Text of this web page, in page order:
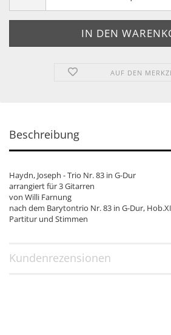
AUF DEN
Beschreibung
Haydn, Joseph - Trio Nr. 83 in G-Dur
arrangiert für 3 Gitarren
von Willi Farnung
nach dem Barytontrio Nr. 83 in G-Dur,
Partitur und Stimmen
Kundenrezensionen